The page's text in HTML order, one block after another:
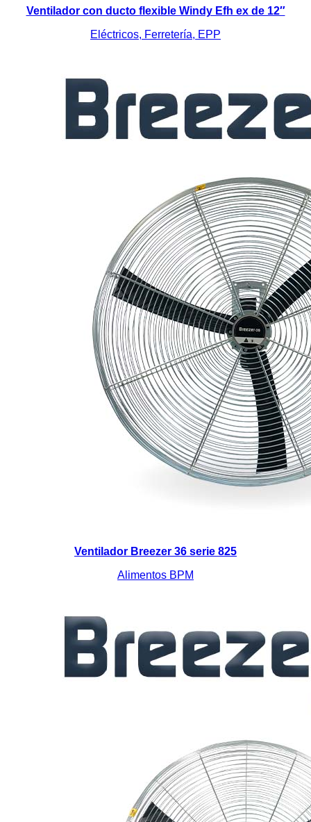
Ventilador con ducto flexible Windy Efh ex de 12″
Eléctricos, Ferretería, EPP
Ventilador Breezer 36 serie 825
Alimentos BPM